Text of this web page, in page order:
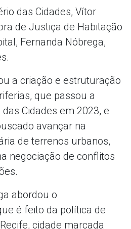
das Cidades, Vítor
de Justiça de Habitação
Fernanda Nóbrega,
a criação e estruturação
que passou a
Cidades em 2023, e
avançar na
de terrenos urbanos,
negociação de conflitos
abordou o
é feito da política de
cidade marcada